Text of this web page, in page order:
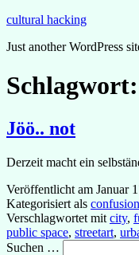
Zum
springen
cultural hacking
Just another WordPress
Schlagwort:
Jöö.. not
Derzeit macht ein
Veröffentlicht am Januar
Kategorisiert als confusion
Verschlagwortet mit city,
public space, streetart,
Suchen …